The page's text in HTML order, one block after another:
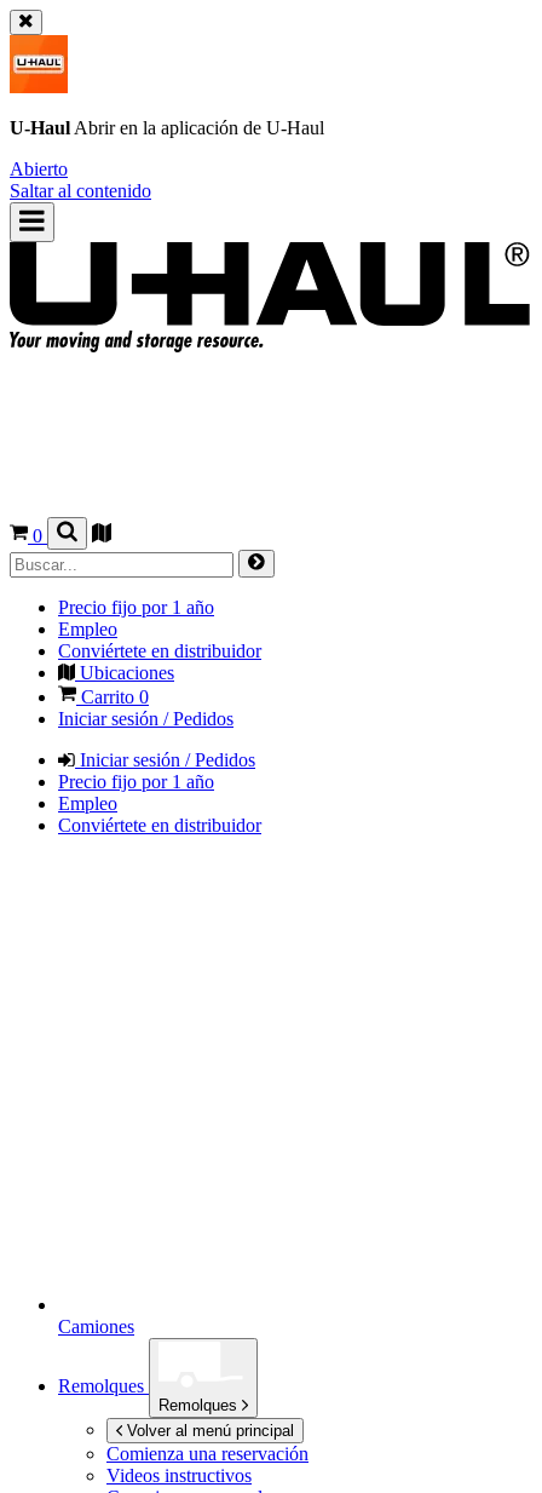
U-Haul Abrir en la aplicación de U-Haul
Abierto
Saltar al contenido
0
Precio fijo por 1 año
Empleo
Conviértete en distribuidor
Ubicaciones
Carrito 0
Iniciar sesión / Pedidos
Iniciar sesión / Pedidos
Precio fijo por 1 año
Empleo
Conviértete en distribuidor
Camiones
Remolques
Remolques
Volver al menú principal
Comienza una reservación
Videos instructivos